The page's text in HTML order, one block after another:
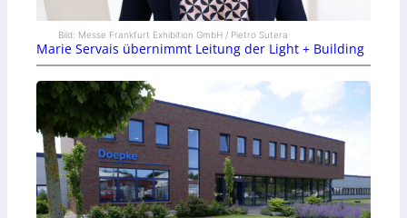
Bild: Messe Frankfurt Exhibition GmbH / Pietro Sutera
Marie Servais übernimmt Leitung der Light + Building